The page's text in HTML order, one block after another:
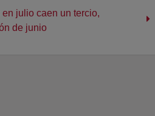
julio caen un tercio,
de junio